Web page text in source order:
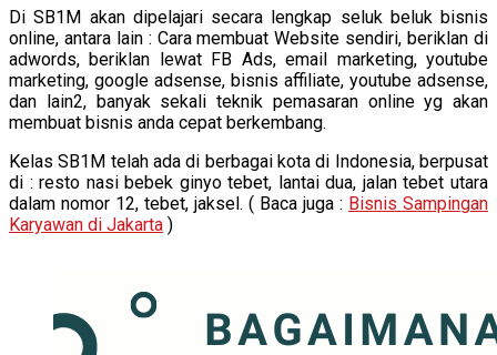
Di SB1M akan dipelajari secara lengkap seluk beluk bisnis
online, antara lain : Cara membuat Website sendiri, beriklan di
adwords, beriklan lewat FB Ads, email marketing, youtube
marketing, google adsense, bisnis affiliate, youtube adsense,
dan lain2, banyak sekali teknik pemasaran online yg akan
membuat bisnis anda cepat berkembang.
Kelas SB1M telah ada di berbagai kota di Indonesia, berpusat
di : resto nasi bebek ginyo tebet, lantai dua, jalan tebet utara
dalam nomor 12, tebet, jaksel. ( Baca juga : Bisnis Sampingan
Karyawan di Jakarta )